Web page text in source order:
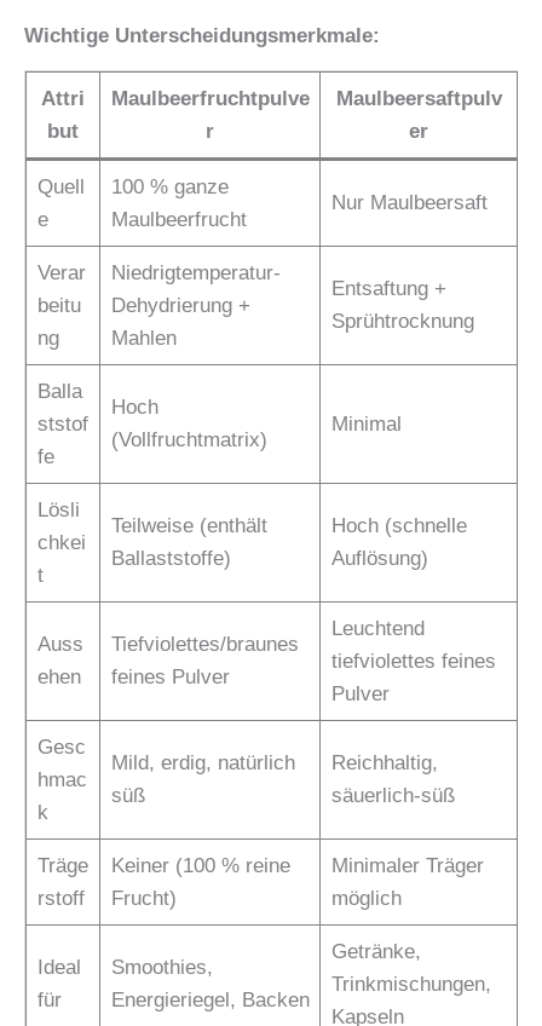
Wichtige Unterscheidungsmerkmale:
Attri
but
Maulbeerfruchtpulve
r
Maulbeersaftpulv
er
Quell
e
100 % ganze
Maulbeerfrucht
Nur Maulbeersaft
Verar
beitu
ng
Niedrigtemperatur-
Dehydrierung +
Mahlen
Entsaftung +
Sprühtrocknung
Balla
ststof
fe
Hoch
(Vollfruchtmatrix)
Minimal
Lösli
chkei
t
Teilweise (enthält
Ballaststoffe)
Hoch (schnelle
Auflösung)
Auss
ehen
Tiefviolettes/braunes
feines Pulver
Leuchtend
tiefviolettes feines
Pulver
Gesc
hmac
k
Mild, erdig, natürlich
süß
Reichhaltig,
säuerlich-süß
Träge
rstoff
Keiner (100 % reine
Frucht)
Minimaler Träger
möglich
Ideal
für
Smoothies,
Energieriegel, Backen
Getränke,
Trinkmischungen,
Kapseln